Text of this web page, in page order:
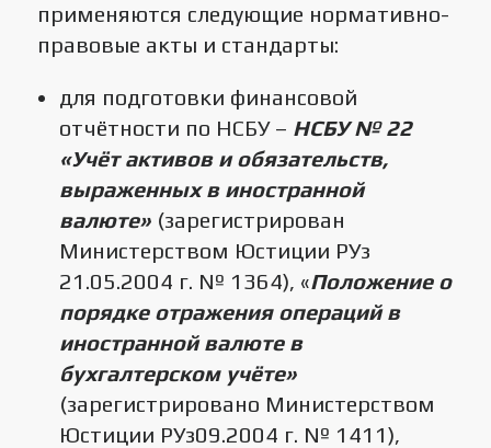
применяются следующие нормативно-
правовые акты и стандарты:
для подготовки финансовой
отчётности по НСБУ – НСБУ № 22
«Учёт активов и обязательств,
выраженных в иностранной
валюте» (зарегистрирован
Министерством Юстиции РУз
21.05.2004 г. № 1364), «Положение о
порядке отражения операций в
иностранной валюте в
бухгалтерском учёте»
(зарегистрировано Министерством
Юстиции РУз09.2004 г. № 1411),